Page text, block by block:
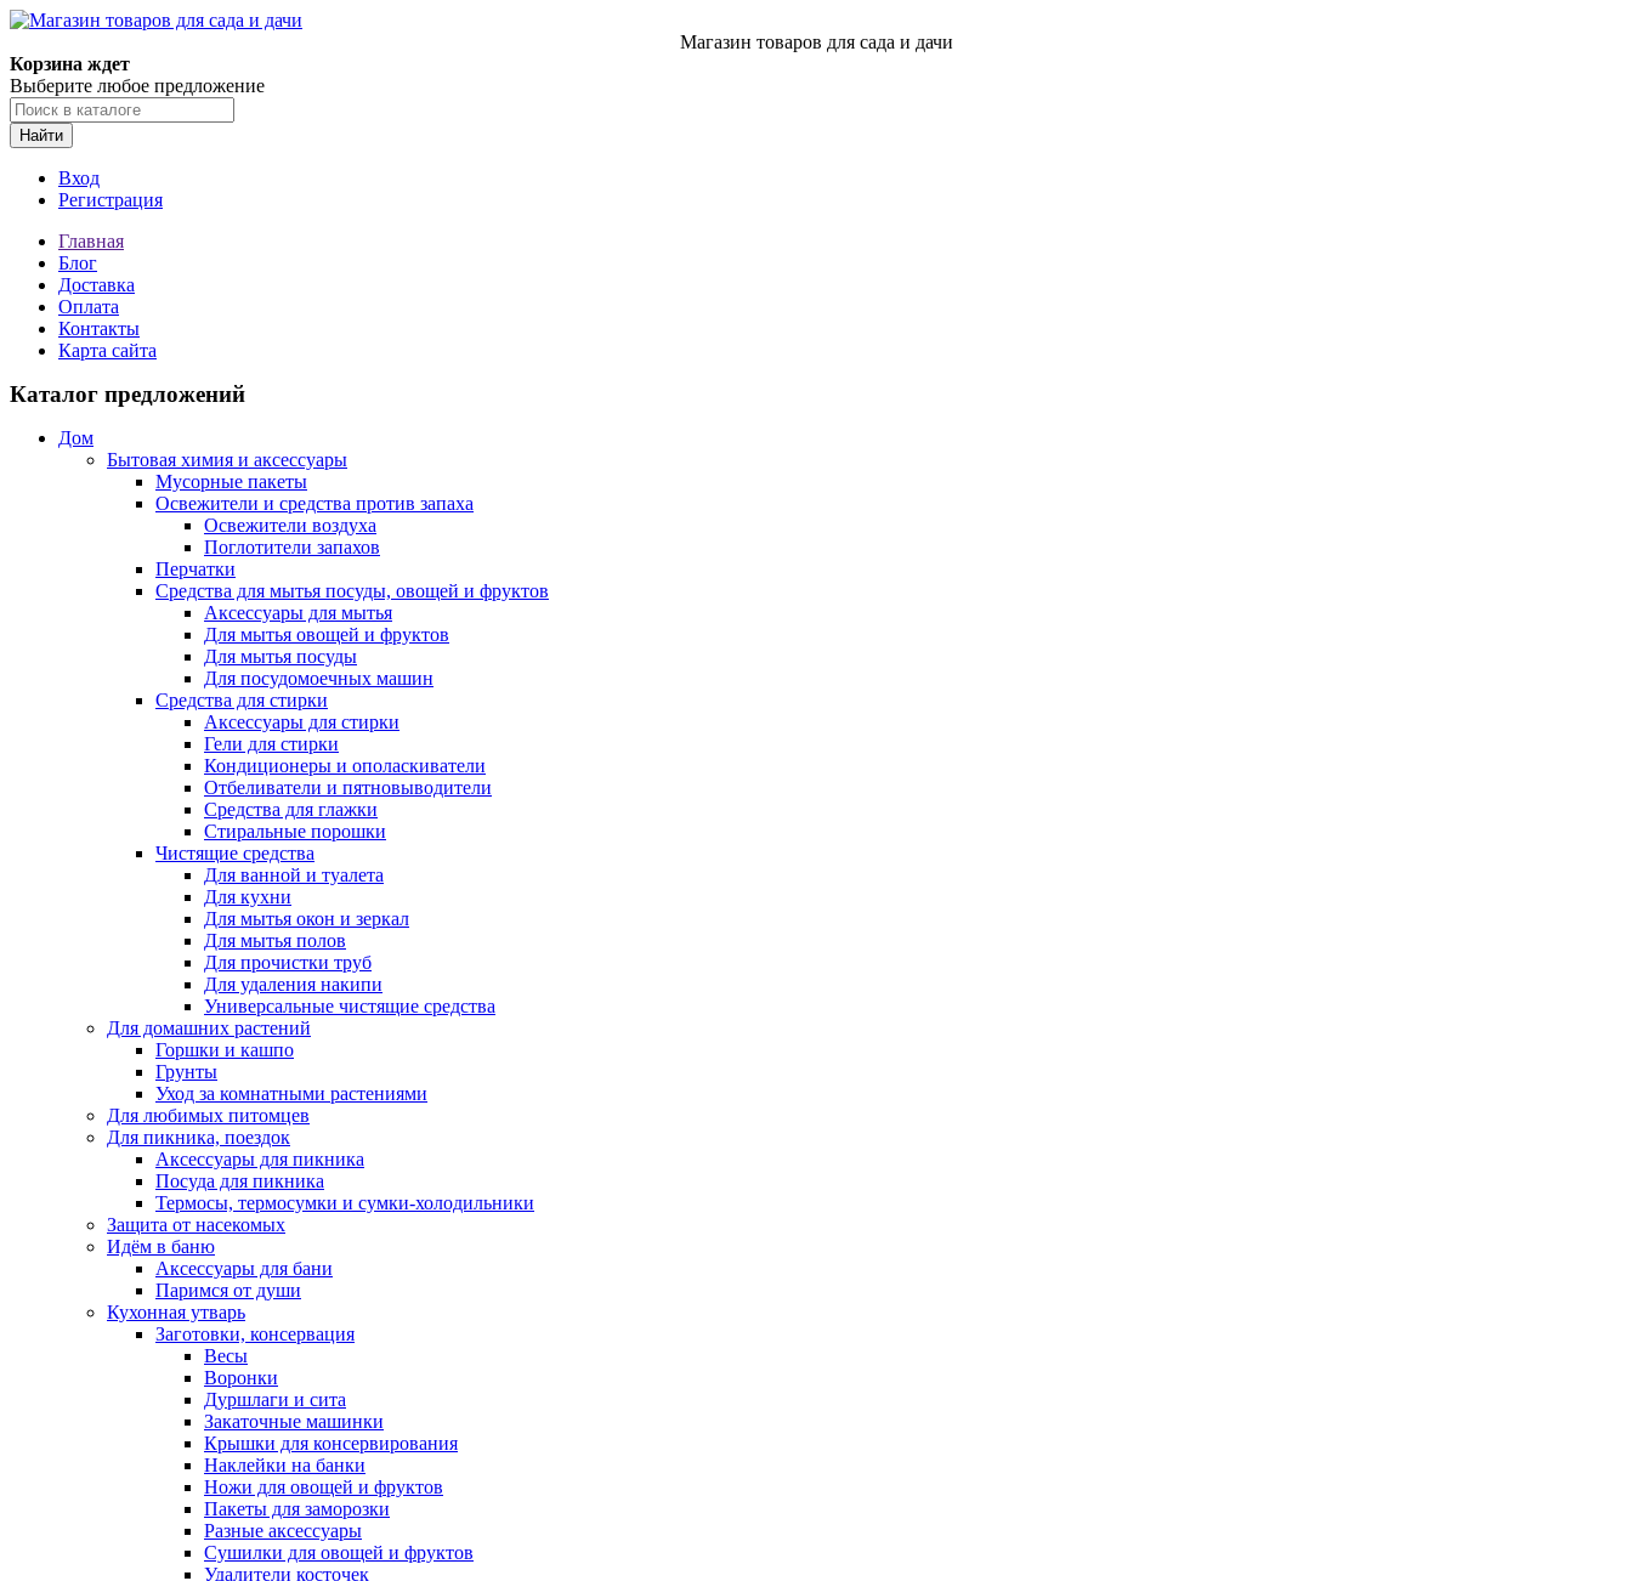
Магазин товаров для сада и дачи
Корзина ждет
Выберите любое предложение
Найти
Вход
Регистрация
Главная
Блог
Доставка
Оплата
Контакты
Карта сайта
Каталог предложений
Дом
Бытовая химия и аксессуары
Мусорные пакеты
Освежители и средства против запаха
Освежители воздуха
Поглотители запахов
Перчатки
Средства для мытья посуды, овощей и фруктов
Аксессуары для мытья
Для мытья овощей и фруктов
Для мытья посуды
Для посудомоечных машин
Средства для стирки
Аксессуары для стирки
Гели для стирки
Кондиционеры и ополаскиватели
Отбеливатели и пятновыводители
Средства для глажки
Стиральные порошки
Чистящие средства
Для ванной и туалета
Для кухни
Для мытья окон и зеркал
Для мытья полов
Для прочистки труб
Для удаления накипи
Универсальные чистящие средства
Для домашних растений
Горшки и кашпо
Грунты
Уход за комнатными растениями
Для любимых питомцев
Для пикника, поездок
Аксессуары для пикника
Посуда для пикника
Термосы, термосумки и сумки-холодильники
Защита от насекомых
Идём в баню
Аксессуары для бани
Паримся от души
Кухонная утварь
Заготовки, консервация
Весы
Воронки
Дуршлаги и сита
Закаточные машинки
Крышки для консервирования
Наклейки на банки
Ножи для овощей и фруктов
Пакеты для заморозки
Разные аксессуары
Сушилки для овощей и фруктов
Удалители косточек